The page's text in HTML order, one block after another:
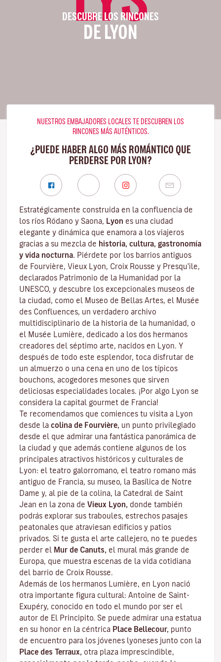
DESCUBRE LOS RINCONES
DE LYON
NUESTROS EMBAJADORES LOCALES TE DESCUBREN LOS
RINCONES MÁS AUTÉNTICOS.
¿PUEDE HABER ALGO MÁS ROMÁNTICO QUE
PERDERSE POR LYON?
Estratégicamente construida en la confluencia de
los ríos Ródano y Saona, Lyon es una ciudad
elegante y dinámica que enamora a los viajeros
gracias a su mezcla de historia, cultura, gastronomía
y vida nocturna. Piérdete por los barrios antiguos
de Fourvière, Vieux Lyon, Croix Rousse y Presqu'ile,
declarados Patrimonio de la Humanidad por la
UNESCO, y descubre los excepcionales museos de
la ciudad , como el Museo de Bellas Artes, el Musée
des Confluences, un verdadero archivo
multidisciplinario de la historia de la humanidad, o
el Musée Lumière, dedicado a los dos hermanos
creadores del séptimo arte, nacidos en Lyon. Y
después de todo este esplendor, toca disfrutar de
un almuerzo o una cena en uno de los típicos
bouchons, acogedores mesones que sirven
deliciosas especialidades locales. ¡Por algo Lyon se
considera la capital gourmet de Francia!
Te recomendamos que comiences tu visita a Lyon
desde la colina de Fourvière, un punto privilegiado
desde el que admirar una fantástica panorámica de
la ciudad y que además contiene algunos de los
principales atractivos históricos y culturales de
Lyon: el teatro galorromano, el teatro romano más
antiguo de Francia, su museo, la Basílica de Notre
Dame y, al pie de la colina, la Catedral de Saint
Jean en la zona de Vieux Lyon, donde también
podrás explorar sus traboules, estrechos pasajes
peatonales que atraviesan edificios y patios
privados. Si te gusta el arte callejero, no te puedes
perder el Mur de Canuts, el mural más grande de
Europa, que muestra escenas de la vida cotidiana
del barrio de Croix Rousse.
Además de los hermanos Lumière, en Lyon nació
otra importante figura cultural: Antoine de Saint-
Exupéry, conocido en todo el mundo por ser el
autor de El Principito. Se puede admirar una estatua
en su honor en la céntrica Place Bellecour, punto
de encuentro para los jóvenes lyoneses junto con la
Place des Terraux, otra plaza imprescindible,